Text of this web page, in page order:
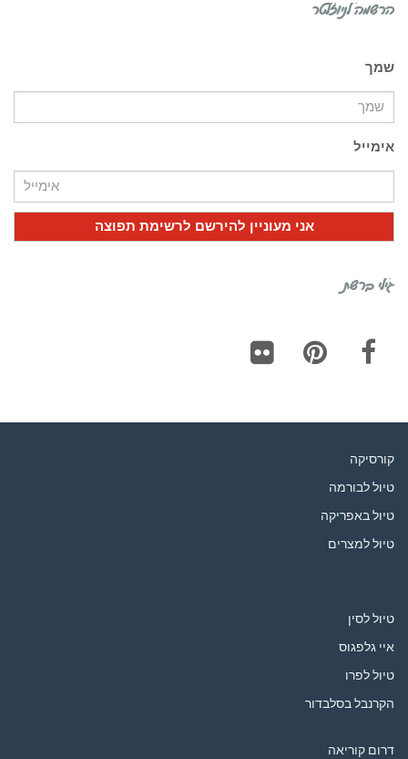
הרשמה לניוזלטר
שמך
אימייל
גילי ברשת
קורסיקה
טיול לבורמה
טיול באפריקה
טיול למצרים
טיול לסין
איי גלפגוס
טיול לפרו
הקרנבל בסלבדור
דרום קוריאה